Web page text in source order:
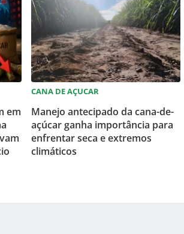
em
CANA DE AÇUCAR
Manejo antecipado da cana-de-
açúcar ganha importância para
enfrentar seca e extremos
climáticos